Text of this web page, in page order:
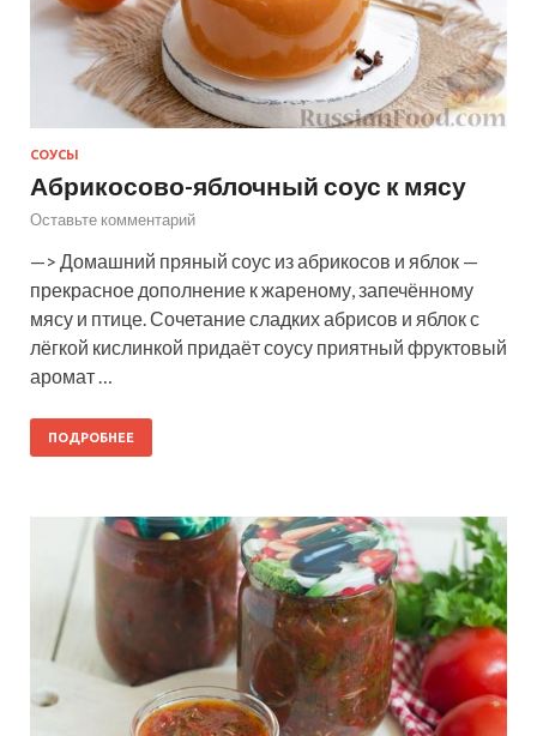
СОУСЫ
Абрикосово-яблочный соус к мясу
Оставьте комментарий
—> Домашний пряный соус из абрикосов и яблок —
прекрасное дополнение к жареному, запечённому
мясу и птице. Сочетание сладких абрисов и яблок с
лёгкой кислинкой придаёт соусу приятный фруктовый
аромат …
ПОДРОБНЕЕ